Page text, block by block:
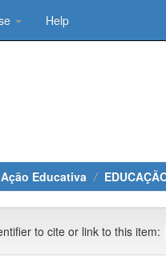
Help
Educativa
to cite or link to this item: